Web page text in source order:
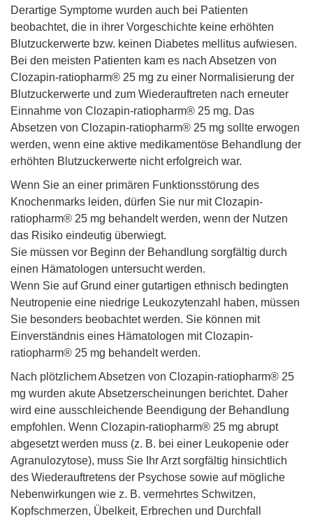
Derartige Symptome wurden auch bei Patienten
beobachtet, die in ihrer Vorgeschichte keine erhöhten
Blutzuckerwerte bzw. keinen Diabetes mellitus aufwiesen.
Bei den meisten Patienten kam es nach Absetzen von
Clozapin-ratiopharm® 25 mg zu einer Normalisierung der
Blutzuckerwerte und zum Wiederauftreten nach erneuter
Einnahme von Clozapin-ratiopharm® 25 mg. Das
Absetzen von Clozapin-ratiopharm® 25 mg sollte erwogen
werden, wenn eine aktive medikamentöse Behandlung der
erhöhten Blutzuckerwerte nicht erfolgreich war.
Wenn Sie an einer primären Funktionsstörung des
Knochenmarks leiden, dürfen Sie nur mit Clozapin-
ratiopharm® 25 mg behandelt werden, wenn der Nutzen
das Risiko eindeutig überwiegt.
Sie müssen vor Beginn der Behandlung sorgfältig durch
einen Hämatologen untersucht werden.
Wenn Sie auf Grund einer gutartigen ethnisch bedingten
Neutropenie eine niedrige Leukozytenzahl haben, müssen
Sie besonders beobachtet werden. Sie können mit
Einverständnis eines Hämatologen mit Clozapin-
ratiopharm® 25 mg behandelt werden.
Nach plötzlichem Absetzen von Clozapin-ratiopharm® 25
mg wurden akute Absetzerscheinungen berichtet. Daher
wird eine ausschleichende Beendigung der Behandlung
empfohlen. Wenn Clozapin-ratiopharm® 25 mg abrupt
abgesetzt werden muss (z. B. bei einer Leukopenie oder
Agranulozytose), muss Sie Ihr Arzt sorgfältig hinsichtlich
des Wiederauftretens der Psychose sowie auf mögliche
Nebenwirkungen wie z. B. vermehrtes Schwitzen,
Kopfschmerzen, Übelkeit, Erbrechen und Durchfall